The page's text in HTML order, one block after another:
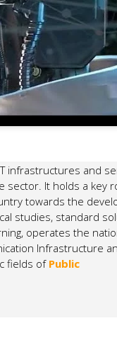
infrastructures and
sector. It holds a key
towards the
studies, standard
operates the
Infrastructure
fields of Public